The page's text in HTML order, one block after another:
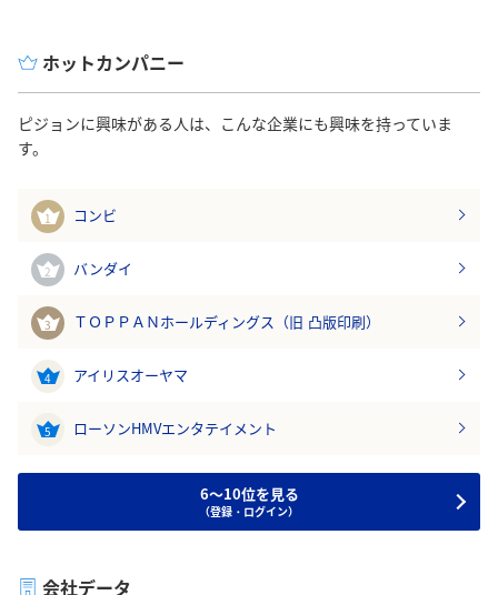
ホットカンパニー
ピジョンに興味がある人は、こんな企業にも興味を持っていま
す。
1 コンビ
2 バンダイ
3 ＴＯＰＰＡＮホールディングス（旧 凸版印刷）
4 アイリスオーヤマ
5 ローソンHMVエンタテイメント
6～10位を見る
（登録・ログイン）
会社データ